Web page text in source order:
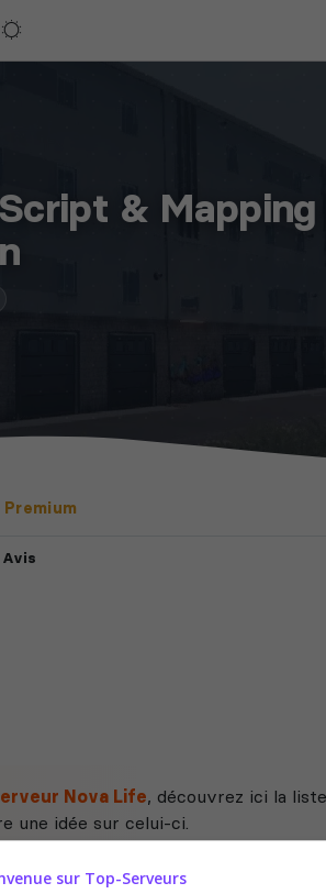
&
Avis
Nova Life, découvrez ici la
une idée sur celui-ci.
sur Top-Serveurs